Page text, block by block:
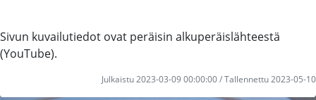
Sivun kuvailutiedot ovat peräisin alkuperäislähteestä
(YouTube).
Julkaistu 2023-03-09 00:00:00 / Tallennettu 2023-05-10